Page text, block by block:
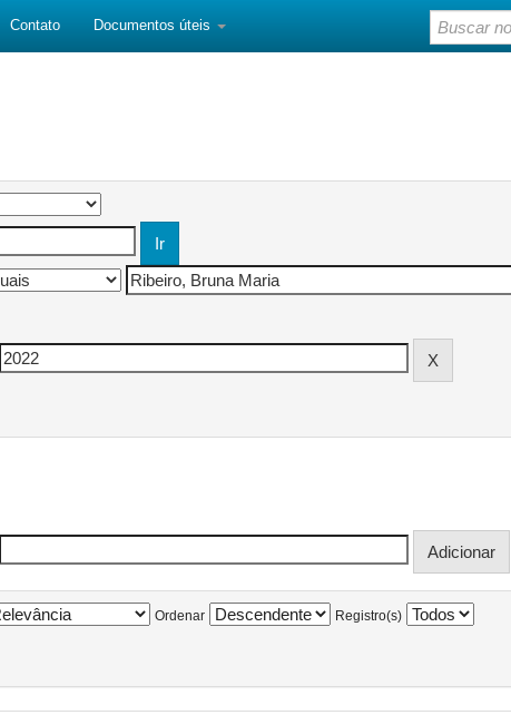
Contato Documentos úteis
Ordenar Registro(s)